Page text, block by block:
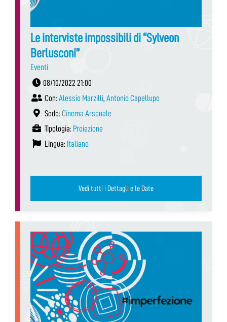
Le interviste impossibili di “Sylveon
Berlusconi”
Eventi
08/10/2022 21:00
Con: Alessio Marzilli, Antonio Capellupo
Sede: Cinema Arsenale
Tipologia: Proiezione
Lingua: Italiano
Vedi tutti i Dettagli e le Date